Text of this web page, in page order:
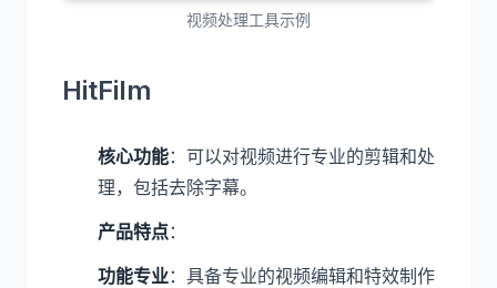
视频处理工具示例
HitFilm
核心功能：可以对视频进行专业的剪辑和处
理，包括去除字幕。
产品特点：
功能专业：具备专业的视频编辑和特效制作